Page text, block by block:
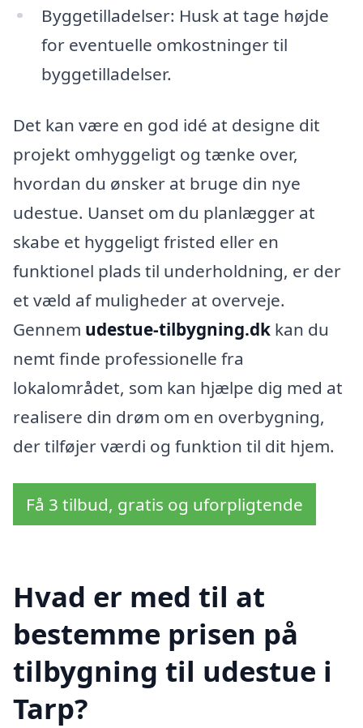
Byggetilladelser: Husk at tage højde
for eventuelle omkostninger til
byggetilladelser.
Det kan være en god idé at designe dit
projekt omhyggeligt og tænke over,
hvordan du ønsker at bruge din nye
udestue. Uanset om du planlægger at
skabe et hyggeligt fristed eller en
funktionel plads til underholdning, er der
et væld af muligheder at overveje.
Gennem udestue-tilbygning.dk kan du
nemt finde professionelle fra
lokalområdet, som kan hjælpe dig med at
realisere din drøm om en overbygning,
der tilføjer værdi og funktion til dit hjem.
Få 3 tilbud, gratis og uforpligtende
Hvad er med til at
bestemme prisen på
tilbygning til udestue i
Tarp?